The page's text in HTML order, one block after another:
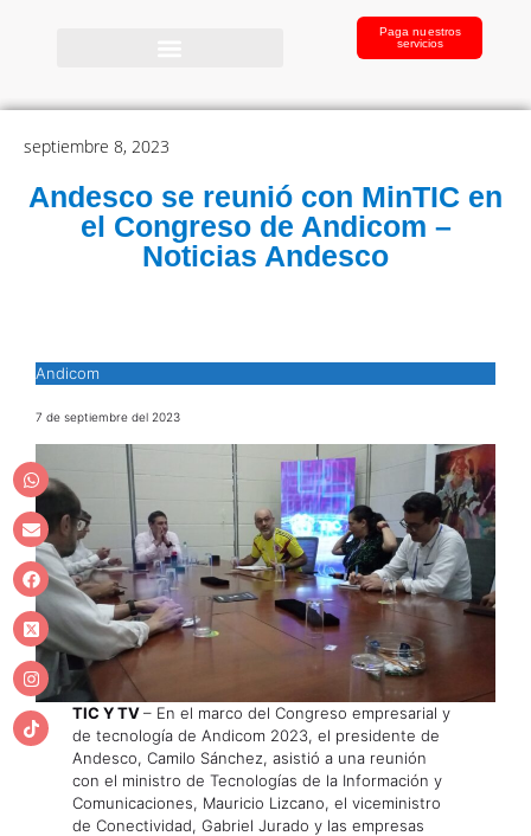
Paga nuestros
servicios
septiembre 8, 2023
Andesco se reunió con MinTIC en
el Congreso de Andicom –
Noticias Andesco
Andicom
7 de septiembre del 2023
TIC Y TV– En el marco del Congreso empresarial y
de tecnología de Andicom 2023, el presidente de
Andesco, Camilo Sánchez, asistió a una reunión
con el ministro de Tecnologías de la Información y
Comunicaciones, Mauricio Lizcano, el viceministro
de Conectividad, Gabriel Jurado y las empresas